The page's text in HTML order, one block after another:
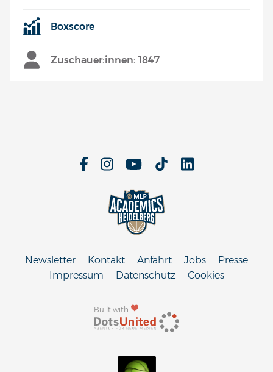
Boxscore
Zuschauer:innen: 1847
Built with
Newsletter Kontakt Anfahrt Jobs
Presse
Impressum
Datenschutz Cookies